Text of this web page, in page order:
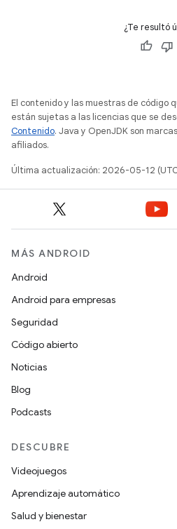
¿Te resultó
El contenido y las muestras de código
están sujetas a las licencias que se
Contenido. Java y OpenJDK son
afiliados.
Última actualización: 2026-05-12
MÁS ANDROID
Android
Android para empresas
Seguridad
Código abierto
Noticias
Blog
Podcasts
DESCUBRE
Videojuegos
Aprendizaje automático
Salud y bienestar